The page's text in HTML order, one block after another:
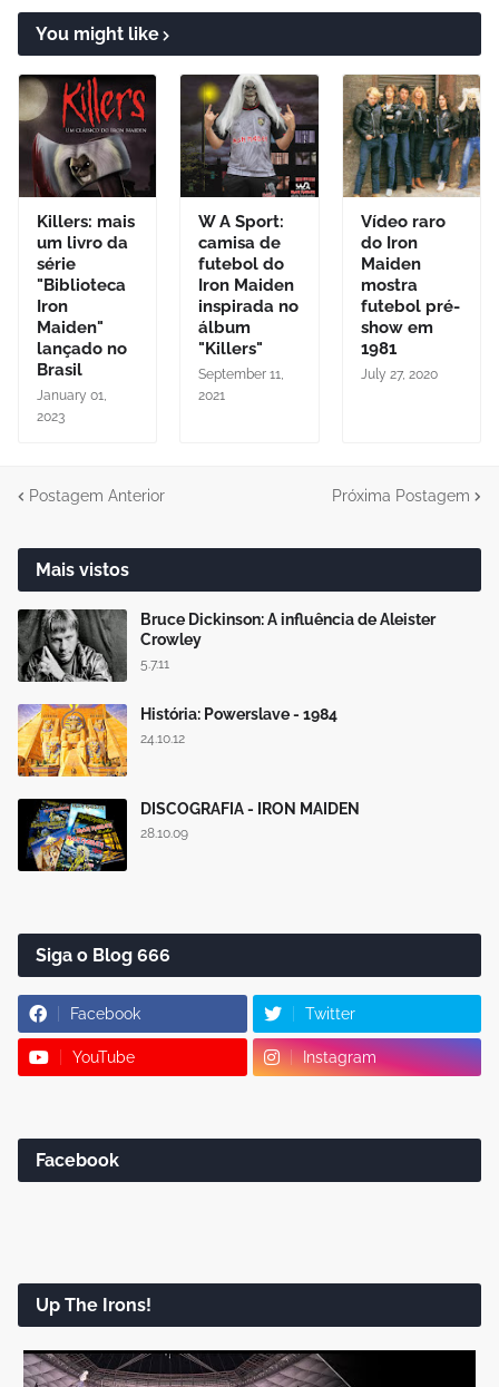
You might like
Killers: mais
um livro da
série
"Biblioteca
Iron
Maiden"
lançado no
Brasil
January 01,
2023
W A Sport:
camisa de
futebol do
Iron Maiden
inspirada no
álbum
"Killers"
September 11,
2021
Vídeo raro
do Iron
Maiden
mostra
futebol pré-
show em
1981
July 27, 2020
Postagem Anterior Próxima Postagem
Mais vistos
Bruce Dickinson: A influência de Aleister
Crowley
5.7.11
História: Powerslave - 1984
24.10.12
DISCOGRAFIA - IRON MAIDEN
28.10.09
Siga o Blog 666
Facebook Twitter
YouTube Instagram
Facebook
Up The Irons!